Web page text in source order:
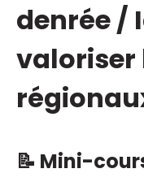
denrée /
valoriser
📝 Mini-